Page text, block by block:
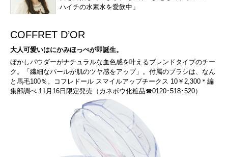
ハイチの水素水を愛飲中」
COFFRET D’OR
大人可愛いはにかみほっぺが即誕生。
ぼかしパウダーがナチュラルな血色感を叶えるブレンドタイプのチー
ク。「繊細なパールが肌のツヤ感をアップ」。付属のブラシは、なん
と馬毛100％。コフレドール スマイルアップチークス 10￥2,300＊編
集部調べ 11月16日限定発売（カネボウ化粧品☎0120･518･520）